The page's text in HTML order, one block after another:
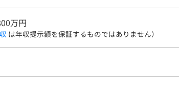
万円
は年収提示額を保証するものではありません）